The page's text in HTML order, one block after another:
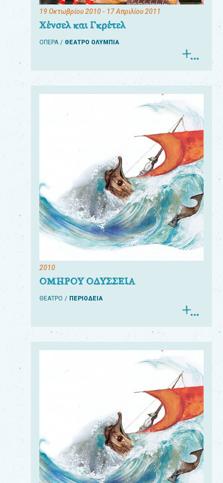
19 Οκτωβρίου 2010- 17 Απριλίου 2011
Χένσελ και Γκρέτελ
ΟΠΕΡΑ ΘΕΑΤΡΟ ΟΛΥΜΠΙΑ
2010
ΟΜΗΡΟΥ ΟΔΥΣΣΕΙΑ
ΘΕΑΤΡΟ ΠΕΡΙΟΔΕΙΑ